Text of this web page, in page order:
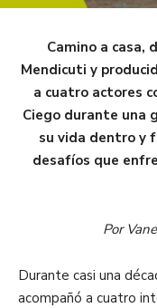
Camino a
Mendicuti y
a cuatro actores
Ciego durante una
su vida dentro y
desafíos que
Por
Durante casi una
acompañó a cuatro